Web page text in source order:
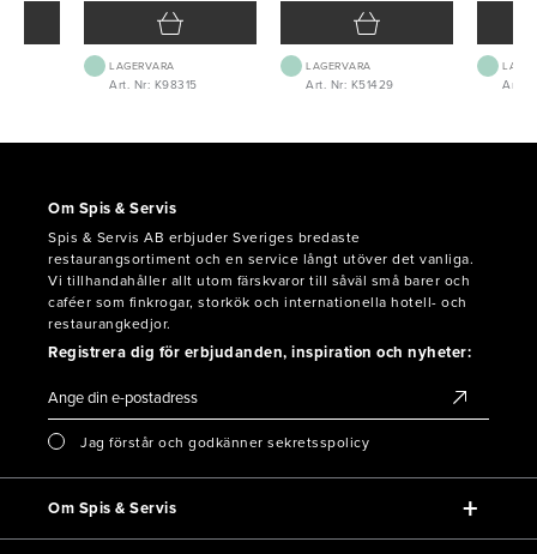
LAGERVARA
Art. Nr: K98315
LAGERVARA
Art. Nr: K51429 Art.
Om Spis & Servis
Spis & Servis AB erbjuder Sveriges bredaste
restaurangsortiment och en service långt utöver det vanliga.
Vi tillhandahåller allt utom färskvaror till såväl små barer och
caféer som finkrogar, storkök och internationella hotell- och
restaurangkedjor.
Registrera dig för erbjudanden, inspiration och nyheter:
Jag förstår och godkänner sekretsspolicy
Om Spis & Servis